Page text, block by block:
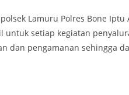
Lamuru Polres Bone
setiap kegiatan
dan pengamanan sehingga